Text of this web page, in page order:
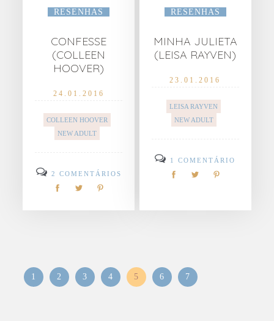
RESENHAS
CONFESSE
(COLLEEN
HOOVER)
24.01.2016
COLLEEN HOOVER
NEW ADULT
2 COMENTÁRIOS
RESENHAS
MINHA JULIETA
(LEISA RAYVEN)
23.01.2016
LEISA RAYVEN
NEW ADULT
1 COMENTÁRIO
1 2 3 4 5 6 7